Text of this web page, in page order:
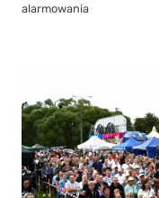
alarmowania